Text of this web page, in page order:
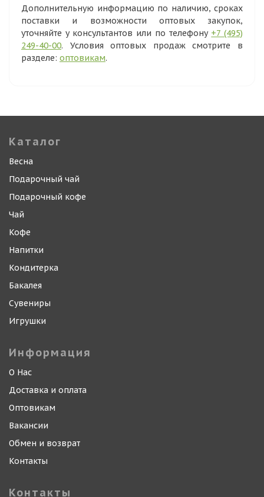
Дополнительную информацию по наличию, сроках
поставки и возможности оптовых закупок,
уточняйте у консультантов или по телефону +7 (495)
249-40-00. Условия оптовых продаж смотрите в
разделе: оптовикам.
Каталог
Весна
Подарочный чай
Подарочный кофе
Чай
Кофе
Напитки
Кондитерка
Бакалея
Сувениры
Игрушки
Информация
О Нас
Доставка и оплата
Оптовикам
Вакансии
Обмен и возврат
Контакты
Контакты